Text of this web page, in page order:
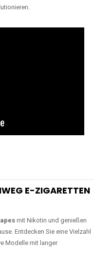
E-ZIGARETTEN
mit Nikotin und genießen
Entdecken Sie eine Vielzahl
Modelle mit langer